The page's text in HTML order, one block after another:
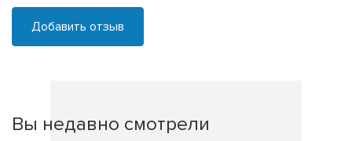
Добавить отзыв
Вы недавно смотрели